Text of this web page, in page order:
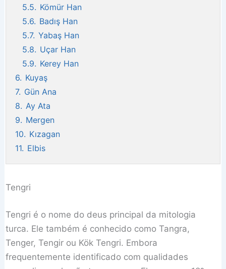
5.5. Kömür Han
5.6. Badış Han
5.7. Yabaş Han
5.8. Uçar Han
5.9. Kerey Han
6. Kuyaş
7. Gün Ana
8. Ay Ata
9. Mergen
10. Kızagan
11. Elbis
Tengri
Tengri é o nome do deus principal da mitologia
turca. Ele também é conhecido como Tangra,
Tenger, Tengir ou Kök Tengri. Embora
frequentemente identificado com qualidades